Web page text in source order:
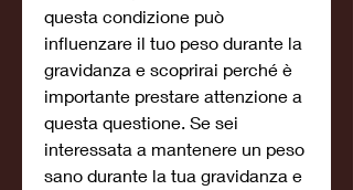
questa condizione può
influenzare il tuo peso durante la
gravidanza e scoprirai perché è
importante prestare attenzione a
questa questione. Se sei
interessata a mantenere un peso
sano durante la tua gravidanza e